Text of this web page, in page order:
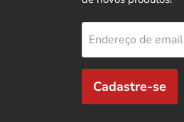
Endereço de email
Cadastre-se